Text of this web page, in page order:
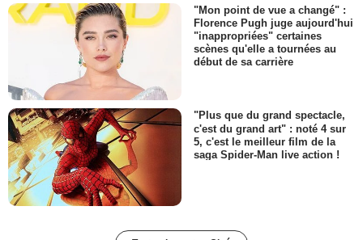
"Mon point de vue a changé" :
Florence Pugh juge aujourd'hui
"inappropriées" certaines
scènes qu'elle a tournées au
début de sa carrière
"Plus que du grand spectacle,
c'est du grand art" : noté 4 sur
5, c'est le meilleur film de la
saga Spider-Man live action !